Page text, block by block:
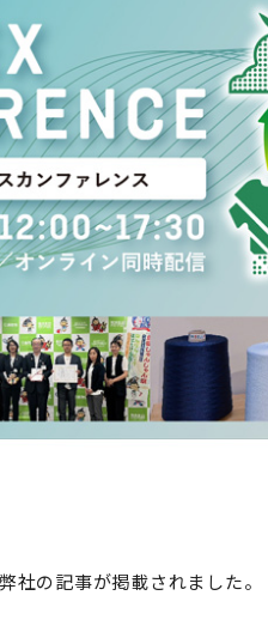
社の記事が掲載されました。